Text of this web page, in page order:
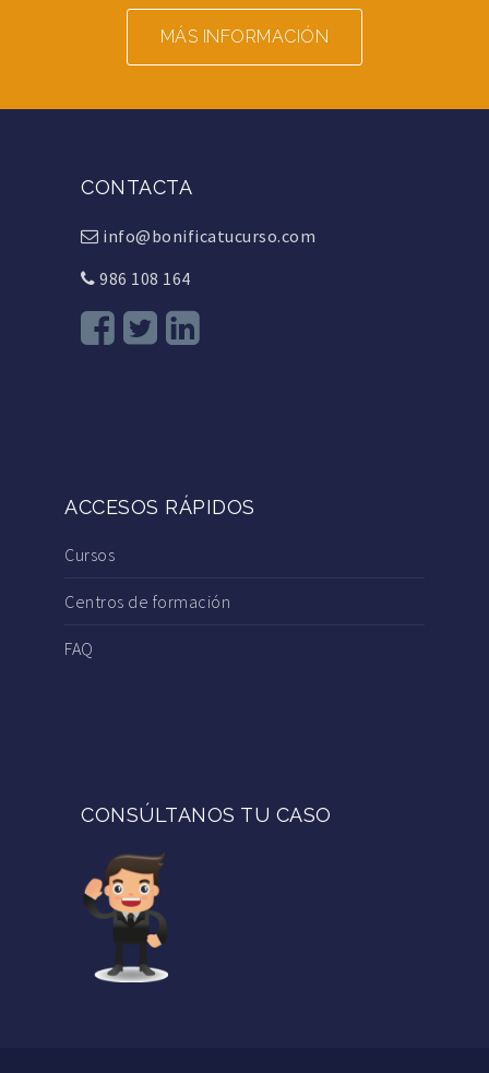
MÁS INFORMACIÓN
CONTACTA
info@bonificatucurso.com
986 108 164
ACCESOS RÁPIDOS
Cursos
Centros de formación
FAQ
CONSÚLTANOS TU CASO